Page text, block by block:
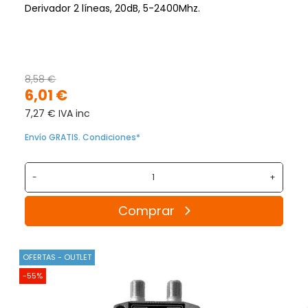
Derivador 2 líneas, 20dB, 5-2400Mhz.
6,01 €
8,58 €
7,27 € IVA inc
Envío GRATIS. Condiciones*
- +
Comprar
OFERTAS - OUTLET
-55%